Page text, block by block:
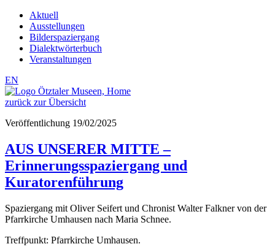
Aktuell
Ausstellungen
Bilderspaziergang
Dialektwörterbuch
Veranstaltungen
EN
zurück zur Übersicht
Veröffentlichung 19/02/2025
AUS UNSERER MITTE –
Erinnerungsspaziergang und
Kuratorenführung
Spaziergang mit Oliver Seifert und Chronist Walter Falkner von der
Pfarrkirche Umhausen nach Maria Schnee.
Treffpunkt: Pfarrkirche Umhausen.